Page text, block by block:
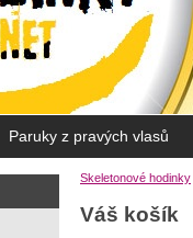
Paruky z pravých vlasů
Skeletonové hodinky
Váš košík